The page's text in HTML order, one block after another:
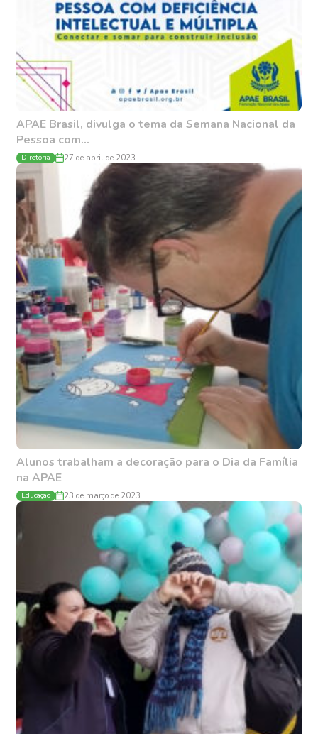
APAE Brasil, divulga o tema da Semana Nacional da
Pessoa com...
Diretoria 27 de abril de 2023
Alunos trabalham a decoração para o Dia da Família
na APAE
Educação 23 de março de 2023